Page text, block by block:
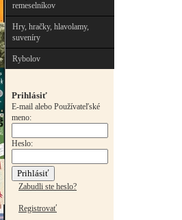
remeselníkov
Hry, hračky, hlavolamy,
suveníry
Rybolov
Prihlásiť
E-mail alebo Používateľské
meno:
Heslo:
Zabudli ste heslo?
Registrovať